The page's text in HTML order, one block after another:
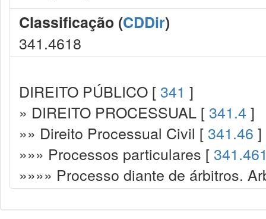
Classificação (CDDir)
341.4618
DIREITO PÚBLICO [ 341 ]
» DIREITO PROCESSUAL [ 341.4 ]
»» Direito Processual Civil [ 341.46 ]
»»» Processos particulares [
»»»» Processo diante de árbitros.